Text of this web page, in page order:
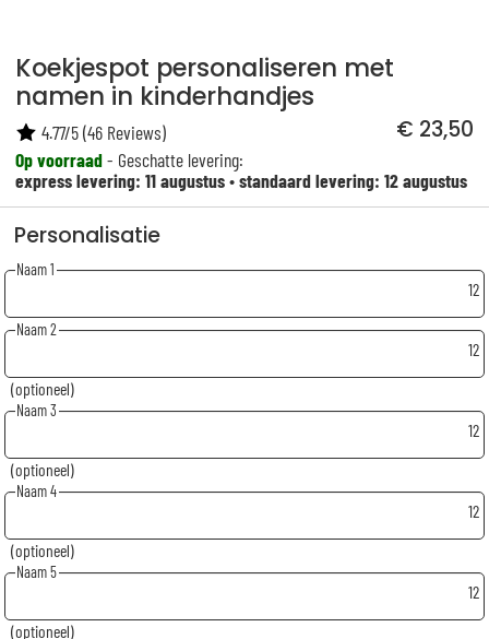
Koekjespot personaliseren met
namen in kinderhandjes
€ 23,50
Op voorraad- Geschatte levering:
express levering: 11 augustus•standaard levering: 12 augustus
4.77/5(46 Reviews)
Personalisatie
Naam 1
12
Naam 2
12
(optioneel)
Naam 3
12
(optioneel)
Naam 4
12
(optioneel)
Naam 5
12
(optioneel)